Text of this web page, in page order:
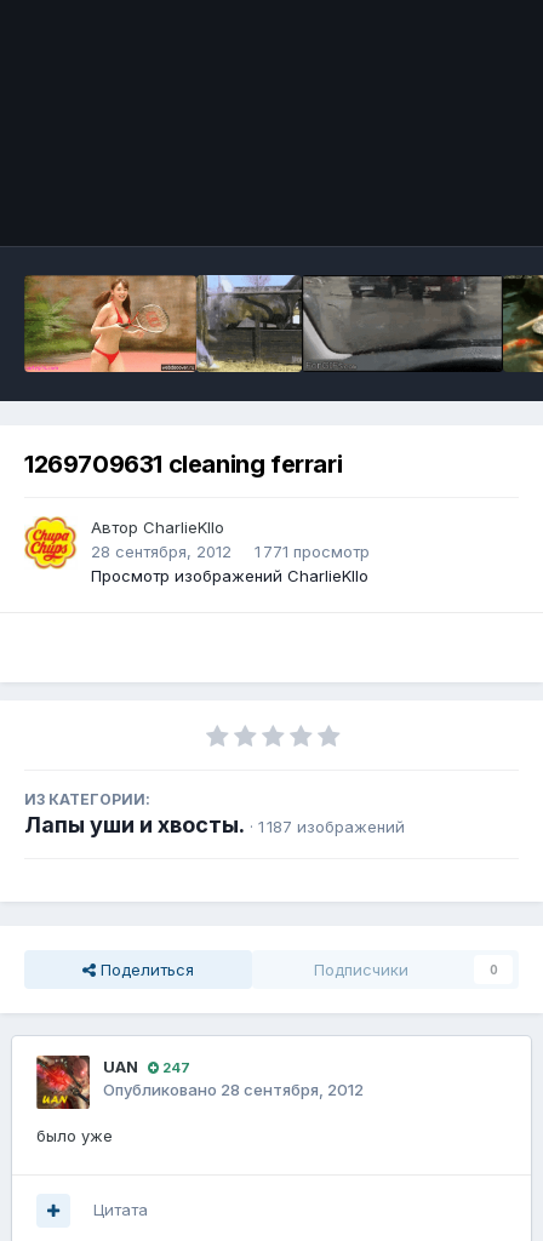
1269709631 cleaning ferrari
Автор CharlieKllo
28 сентября, 2012
1 771 просмотр
Просмотр изображений CharlieKllo
ИЗ КАТЕГОРИИ:
Лапы уши и хвосты. · 1 187 изображений
Поделиться Подписчики 0
UAN 247
Опубликовано 28 сентября, 2012
было уже
Цитата